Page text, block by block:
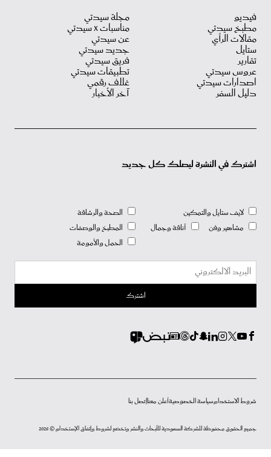
فيديو
مطبخ سيدتي
مقالات الرأي
ستايل
تقارير
عروس سيدتي
اصدارات سيدتي
دليل السفر
مجلة سيدتي
مناسبات X سيدتي
عن سيدتي
جديد سيدتي
فريق سيدتي
تطبيقات سيدتي
غلاف رقمي
آخر الأخبار
اشترك في النشرة ليصلك كل جديد
لايف ستايل والتمكين
مشاهير وفن
أناقة وجمال
الصحة والرشاقة
المطبخ والوصفات
الحمل والأمومة
شروط الاستخدامسياسة الخصوصيةأعلن معناإتصل بنا
جميع الحقوق محفوظة للشركة السعودية للأبحاث والنشر وتخضع لشروط وإتفاق الإستخدام © 2026